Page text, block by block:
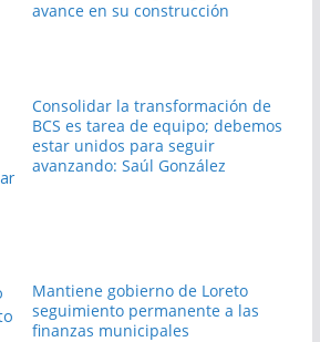
avance en su construcción
Consolidar la transformación de
BCS es tarea de equipo; debemos
estar unidos para seguir
avanzando: Saúl González
Mantiene gobierno de Loreto
seguimiento permanente a las
finanzas municipales